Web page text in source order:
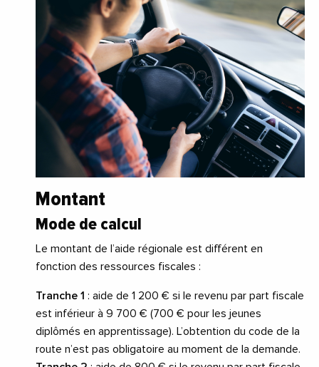
Montant
Mode de calcul
Le montant de l’aide régionale est différent en
fonction des ressources fiscales :
Tranche 1 : aide de 1 200 € si le revenu par part fiscale
est inférieur à 9 700 € (700 € pour les jeunes
diplômés en apprentissage). L’obtention du code de la
route n’est pas obligatoire au moment de la demande.